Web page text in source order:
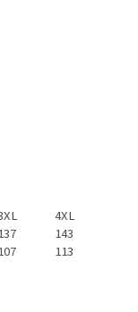
4XL
143
113